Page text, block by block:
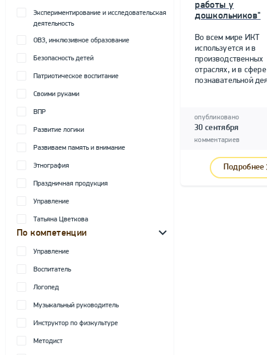
Экспериментирование и исследовательская
деятельность
ОВЗ, инклюзивное образование
Безопасность детей
Патриотическое воспитание
Своими руками
ВПР
Развитие логики
Развиваем память и внимание
Этнография
Праздничная продукция
Управление
Татьяна Цветкова
По компетенции
Управление
Воспитатель
Логопед
Музыкальный руководитель
Инструктор по физкультуре
Методист
работы у
дошкольников"
Во всем мире ИКТ
используется и в
производственных
отраслях, и в сфере
познавательной
опубликовано
30 сентября
комментариев
Подробнее